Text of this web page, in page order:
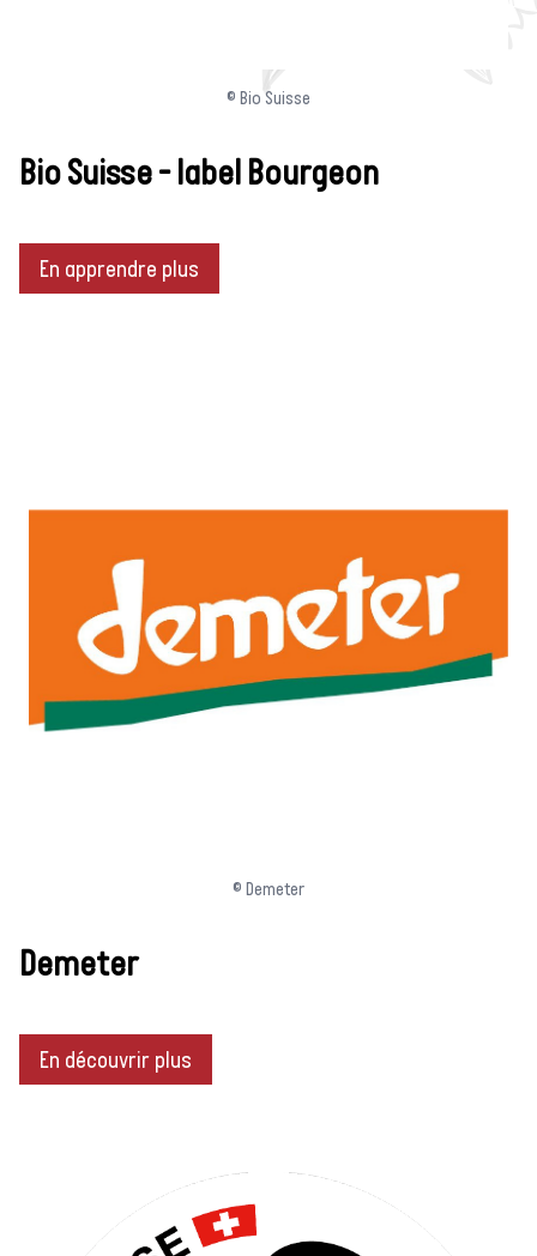
© Bio Suisse
Bio Suisse - label Bourgeon
En apprendre plus
© Demeter
Demeter
En découvrir plus